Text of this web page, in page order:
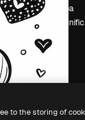
Sala stampa
Cerchi
to the storing of